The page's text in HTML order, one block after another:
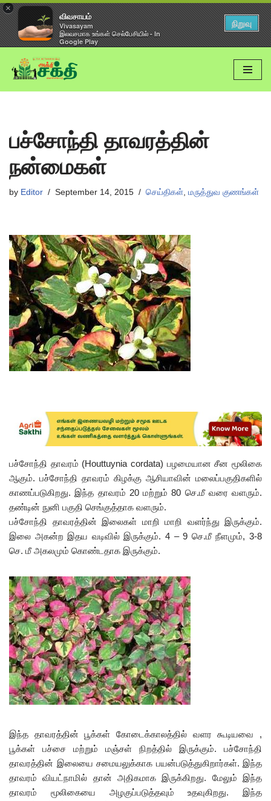
×
விவசாயம்
Vivasayam
இலவசமாக உங்கள் செல்பேசியில் - In
Google Play
நிறுவு
Skip
to
பச்சோந்தி தாவரத்தின்
நன்மைகள்
by Editor September 14, 2015 செய்திகள், மருத்துவ குணங்கள்
பச்சோந்தி தாவரம் (Houttuynia cordata) பழமையான சீன மூலிகை
ஆகும். பச்சோந்தி தாவரம் கிழக்கு ஆசியாவின் மலைப்பகுதிகளில்
காணப்படுகிறது. இந்த தாவரம் 20 மற்றும் 80 செ.மீ வரை வளரும்.
தண்டின் நுனி பகுதி செங்குத்தாக வளரும்.
பச்சோந்தி தாவரத்தின் இலைகள் மாறி மாறி வளர்ந்து இருக்கும்.
இலை அகன்ற இதய வடிவில் இருக்கும். 4 – 9 செ.மீ நீளமும், 3-8
செ. மீ அகலமும் கொண்டதாக இருக்கும்.
இந்த தாவரத்தின் பூக்கள் கோடைக்காலத்தில் வளர கூடியவை ,
பூக்கள் பச்சை மற்றும் மஞ்சள் நிறத்தில் இருக்கும். பச்சோந்தி
தாவரத்தின் இலையை சமையலுக்காக பயன்படுத்துகிறார்கள். இந்த
தாவரம் வியட்நாமில் தான் அதிகமாக இருக்கிறது. மேலும் இந்த
தாவரம் மூலிகையை அழகுப்படுத்தவும் உதவுகிறது. இந்த